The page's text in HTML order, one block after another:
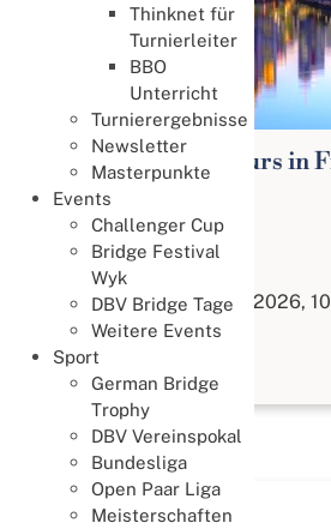
Thinknet für
Turnierleiter
BBO
Unterricht
Turnierergebnisse
Newsletter
Masterpunkte
Events
Challenger Cup
Bridge Festival
Wyk
DBV Bridge Tage
Weitere Events
Sport
German Bridge
Trophy
DBV Vereinspokal
Bundesliga
Open Paar Liga
Meisterschaften
Bridge Anfängerkurs in
Lernen & Trainieren
02. August 2026
Bridge kennenlernen
Start am 3. September 2026,
Donnerstags